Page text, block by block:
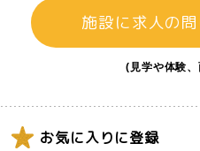
施設に求人の
(見学や体験
お気に入りに登録